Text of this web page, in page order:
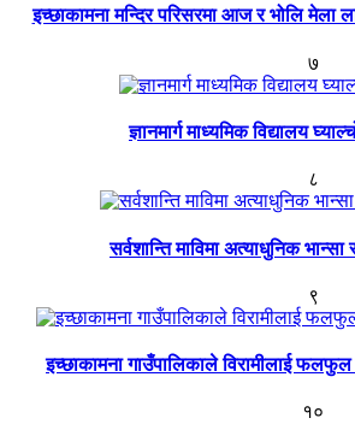
इच्छाकामना मन्दिर परिसरमा आज र भोलि मेला
७
ज्ञानमार्ग माध्यमिक विद्यालय
८
सर्वशान्ति माविमा अत्याधुनिक
९
इच्छाकामना गाउँपालिकाले विरामीलाई
१०